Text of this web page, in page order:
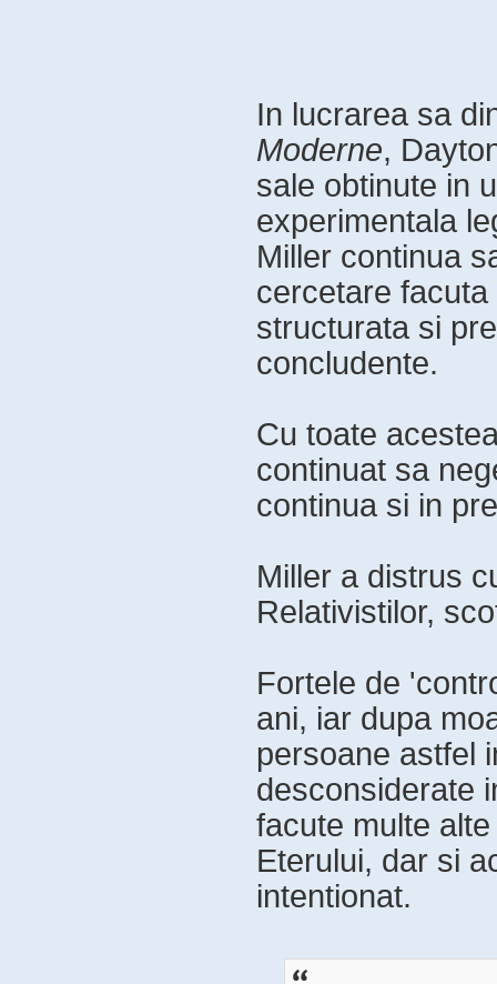
In lucrarea sa
Moderne,
sale obtinute in
experimentala
Miller continua
cercetare
structurata si
concludente.
Cu toate
continuat sa
continua si in
Miller a distrus
Relativistilor,
Fortele de
ani, iar dupa
persoane astfel
desconsiderate
facute multe
Eterului, dar si
intentionat.